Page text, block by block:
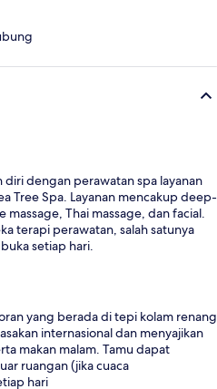
diri dengan perawatan spa layanan
Tree Spa. Layanan mencakup deep-
massage, Thai massage, dan facial.
terapi perawatan, salah satunya
setiap hari.
yang berada di tepi kolam renang
internasional dan menyajikan
makan malam. Tamu dapat
ruangan (jika cuaca
hari